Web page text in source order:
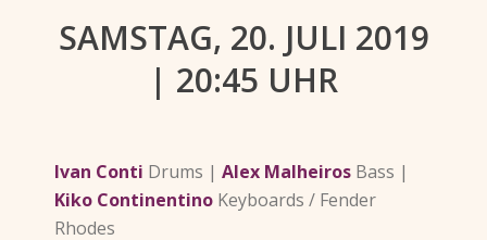
SAMSTAG, 20. JULI 2019
| 20:45 UHR
Ivan Conti Drums | Alex Malheiros Bass |
Kiko Continentino Keyboards / Fender
Rhodes